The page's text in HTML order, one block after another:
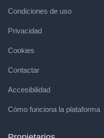
Condiciones de uso
Privacidad
Cookies
Contactar
Accesibilidad
Cómo funciona la plataforma